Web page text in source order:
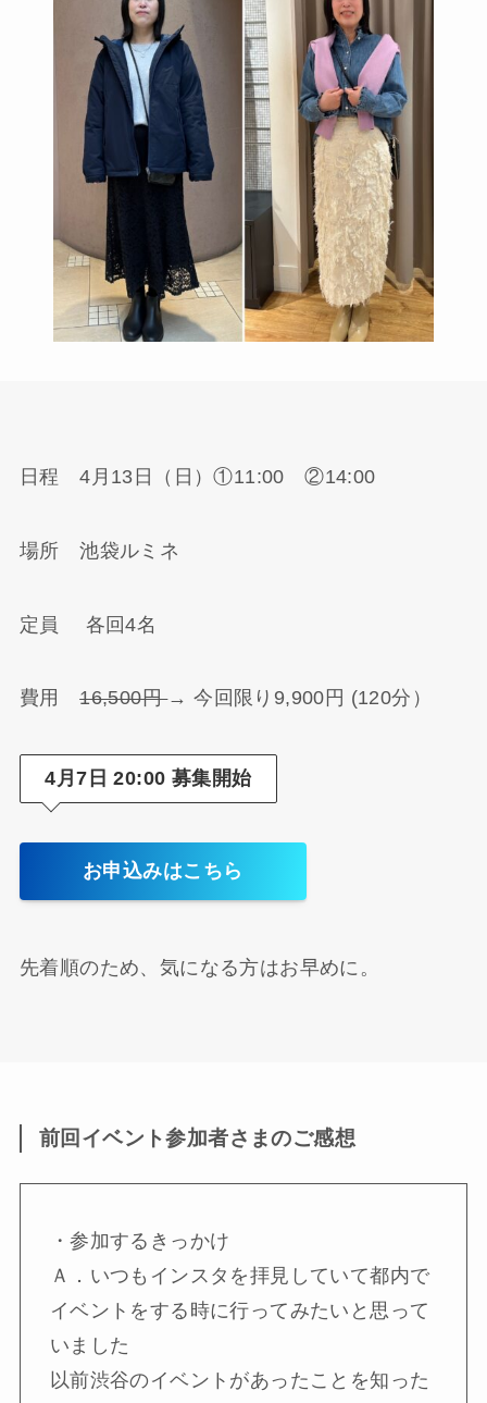
日程 4月13日（日）①11:00 ②14:00
場所 池袋ルミネ
定員 各回4名
費用16,500円→ 今回限り9,900円 (120分）
4月7日 20:00 募集開始
お申込みはこちら
先着順のため、気になる方はお早めに。
前回イベント参加者さまのご感想
・参加するきっかけ
Ａ．いつもインスタを拝見していて都内で
イベントをする時に行ってみたいと思って
いました
以前渋谷のイベントがあったことを知った